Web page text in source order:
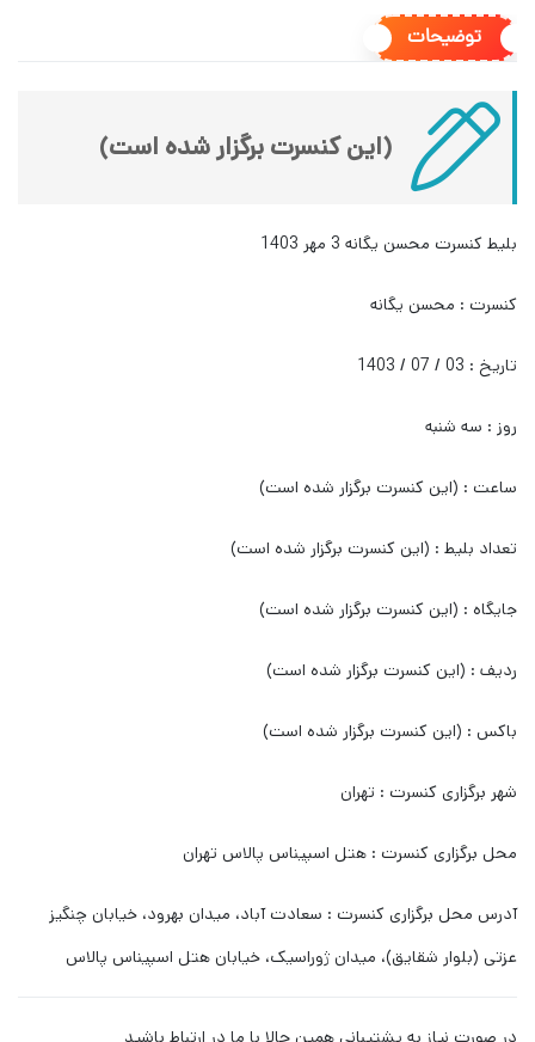
توضیحات
(این کنسرت برگزار شده است)
بلیط کنسرت محسن یگانه 3 مهر 1403
کنسرت : محسن یگانه
تاریخ : 03 / 07 / 1403
روز : سه شنبه
ساعت : (این کنسرت برگزار شده است)
تعداد بلیط : (این کنسرت برگزار شده است)
جایگاه : (این کنسرت برگزار شده است)
ردیف : (این کنسرت برگزار شده است)
باکس : (این کنسرت برگزار شده است)
شهر برگزاری کنسرت : تهران
محل برگزاری کنسرت : هتل اسپیناس پالاس تهران
آدرس محل برگزاری کنسرت : سعادت آباد، میدان بهرود، خیابان چنگیز
عزتی (بلوار شقایق)، میدان ژوراسیک، خیابان هتل اسپیناس پالاس